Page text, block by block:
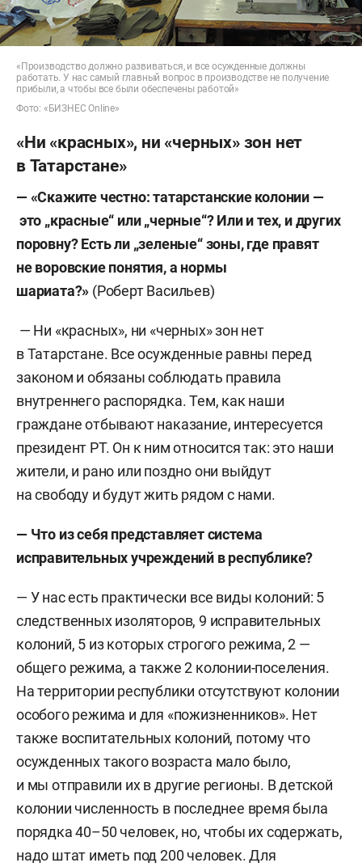
«Производство должно развиваться, и все осужденные должны
работать. У нас самый главный вопрос в производстве не получение
прибыли, а чтобы все были обеспечены работой»
Фото: «БИЗНЕС Online»
«Ни «красных», ни «черных» зон нет
в Татарстане»
— «Скажите честно: татарстанские колонии —
это „красные“ или „черные“? Или и тех, и других
поровну? Есть ли „зеленые“ зоны, где правят
не воровские понятия, а нормы
шариата?» (Роберт Васильев)
— Ни «красных», ни «черных» зон нет
в Татарстане. Все осужденные равны перед
законом и обязаны соблюдать правила
внутреннего распорядка. Тем, как наши
граждане отбывают наказание, интересуется
президент РТ. Он к ним относится так: это наши
жители, и рано или поздно они выйдут
на свободу и будут жить рядом с нами.
— Что из себя представляет система
исправительных учреждений в республике?
— У нас есть практически все виды колоний: 5
следственных изоляторов, 9 исправительных
колоний, 5 из которых строгого режима, 2 —
общего режима, а также 2 колонии-поселения.
На территории республики отсутствуют колонии
особого режима и для «пожизненников». Нет
также воспитательных колоний, потому что
осужденных такого возраста мало было,
и мы отправили их в другие регионы. В детской
колонии численность в последнее время была
порядка 40–50 человек, но, чтобы их содержать,
надо штат иметь под 200 человек. Для